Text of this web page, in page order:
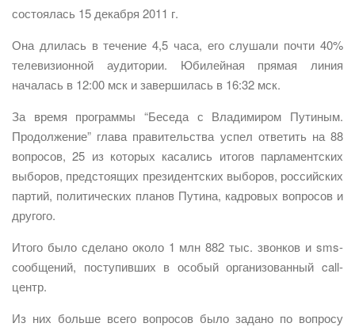
состоялась 15 декабря 2011 г.
Она длилась в течение 4,5 часа, его слушали почти 40%
телевизионной аудитории. Юбилейная прямая линия
началась в 12:00 мск и завершилась в 16:32 мск.
За время программы “Беседа с Владимиром Путиным.
Продолжение” глава правительства успел ответить на 88
вопросов, 25 из которых касались итогов парламентских
выборов, предстоящих президентских выборов, российских
партий, политических планов Путина, кадровых вопросов и
другого.
Итого было сделано около 1 млн 882 тыс. звонков и sms-
сообщений, поступивших в особый организованный call-
центр.
Из них больше всего вопросов было задано по вопросу